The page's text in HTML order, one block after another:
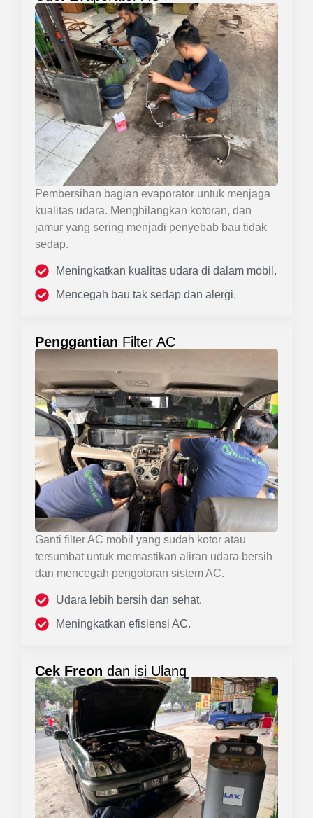
Pembersihan bagian evaporator untuk menjaga
kualitas udara. Menghilangkan kotoran, dan
jamur yang sering menjadi penyebab bau tidak
sedap.
Meningkatkan kualitas udara di dalam mobil.
Mencegah bau tak sedap dan alergi.
Penggantian Filter AC
Ganti filter AC mobil yang sudah kotor atau
tersumbat untuk memastikan aliran udara bersih
dan mencegah pengotoran sistem AC.
Udara lebih bersih dan sehat.
Meningkatkan efisiensi AC.
Cek Freon dan isi Ulang